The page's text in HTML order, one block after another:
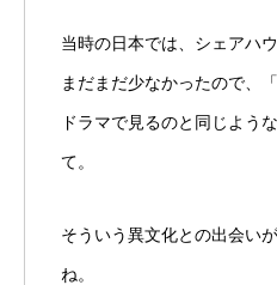
当時の日本では、シェアハ
まだまだ少なかったので、
ドラマで見るのと同じよう
て。
そういう異文化との出会い
ね。